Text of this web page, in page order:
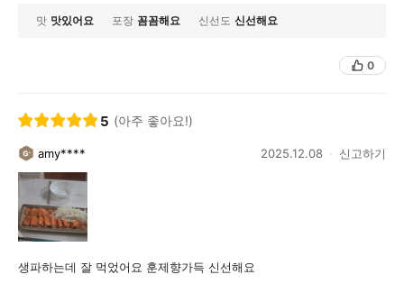
맛 맛있어요 포장 꼼꼼해요 신선도 신선해요
0
5 (아주 좋아요!)
amy**** 2025.12.08 신고하기
생파하는데 잘 먹었어요 훈제향가득 신선해요